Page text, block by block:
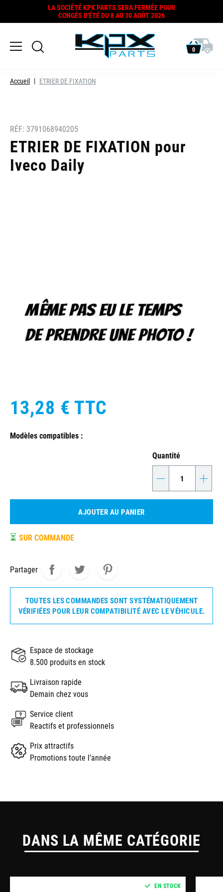
LA SOCIÉTÉ KPX PARTS SERA FERMÉE POUR
CONGÉS D'ÉTÉ DU 8 AU 30 AOÛT 2026
0
Accueil ETRIER DE FIXATION
RÉF: 3791068940205
ETRIER DE FIXATION pour
Iveco Daily
13,28 € TTC
Modèles compatibles :
Quantité
- +
AJOUTER AU PANIER
⏳ SUR COMMANDE
Partager
TOUTES LES COMMANDES SONT SYSTÉMATIQUEMENT
VÉRIFIÉES POUR LEUR COMPATIBILITÉ AVEC LE VÉHICULE.
Espace de stockage
8.500 produits en stock
Livraison rapide
Demain chez vous
Service client
Reactifs et professionnels
Prix attractifs
Promotions toute l’année
DANS LA MÊME CATÉGORIE
EN STOCK